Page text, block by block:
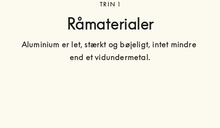
TRIN 1
Råmaterialer
Aluminium er let, stærkt og bøjeligt, intet mindre
end et vidundermetal.